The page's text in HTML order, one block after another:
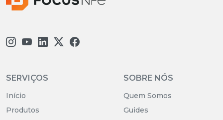
SERVIÇOS
Início
Produtos
SOBRE NÓS
Quem Somos
Guides